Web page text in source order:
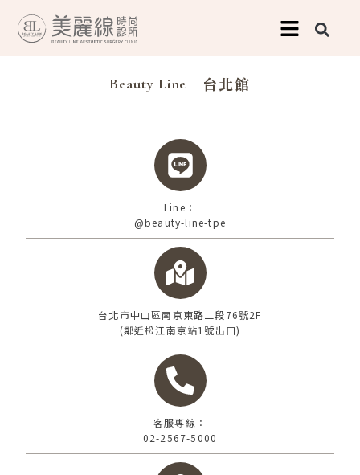
台北館
Beauty Line ｜台北館
Line：
@beauty-line-tpe
台北市中山區南京東路二段76號2F
(鄰近松江南京站1號出口)
客服專線：
02-2567-5000